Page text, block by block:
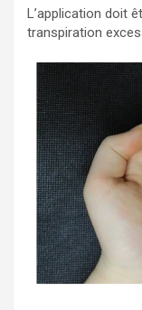
L’application doit
transpiration